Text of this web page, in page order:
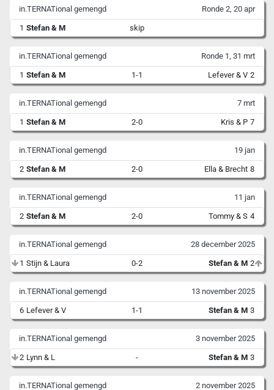
in.TERNATional gemengd Ronde 2, 20 apr
1 Stefan & M skip
in.TERNATional gemengd Ronde 1, 31 mrt
1 Stefan & M 1-1 Lefever & V 2
in.TERNATional gemengd 7 mrt
1 Stefan & M 2-0 Kris & P 7
in.TERNATional gemengd 19 jan
2 Stefan & M 2-0 Ella & Brecht 8
in.TERNATional gemengd 11 jan
2 Stefan & M 2-0 Tommy & S 4
in.TERNATional gemengd 28 december 2025
1 Stijn & Laura 0-2 Stefan & M 2
in.TERNATional gemengd 13 november 2025
6 Lefever & V 1-1 Stefan & M 3
in.TERNATional gemengd 3 november 2025
2 Lynn & L - Stefan & M 3
in.TERNATional gemengd 2 november 2025